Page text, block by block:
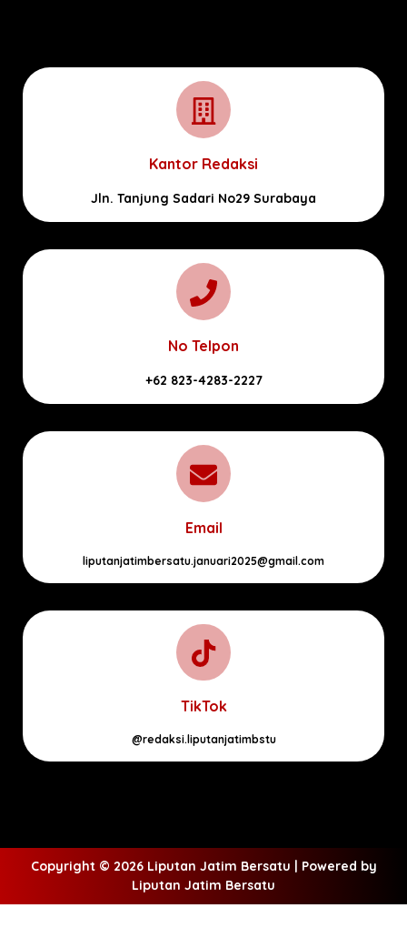
Kantor Redaksi
Jln. Tanjung Sadari No29 Surabaya
No Telpon
+62 823-4283-2227
Email
liputanjatimbersatu.januari2025@gmail.com
TikTok
@redaksi.liputanjatimbstu
Copyright © 2026 Liputan Jatim Bersatu | Powered by
Liputan Jatim Bersatu